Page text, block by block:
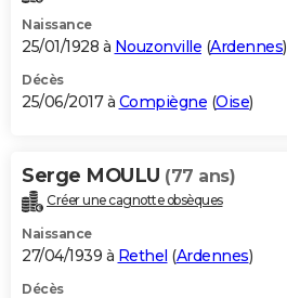
Naissance
25/01/1928 à Nouzonville (Ardennes)
Décès
25/06/2017 à Compiègne (Oise)
Serge MOULU (77 ans)
Créer une cagnotte obsèques
Naissance
27/04/1939 à Rethel (Ardennes)
Décès